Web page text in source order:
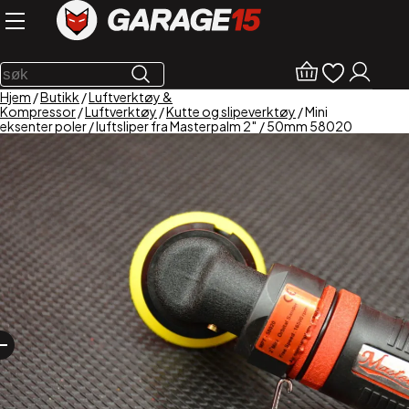
Hjem /Butikk /Luftverktøy &
Kompressor/Luftverktøy /Kutte og slipeverktøy / Mini
eksenter poler / luftsliper fra Masterpalm 2″ / 50mm 58020